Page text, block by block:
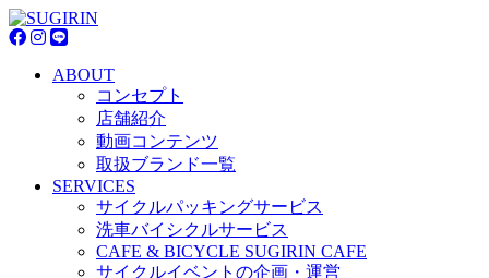
ABOUT
コンセプト
店舗紹介
動画コンテンツ
取扱ブランド一覧
SERVICES
サイクルパッキングサービス
洗車バイシクルサービス
CAFE & BICYCLE SUGIRIN CAFE
サイクルイベントの企画・運営